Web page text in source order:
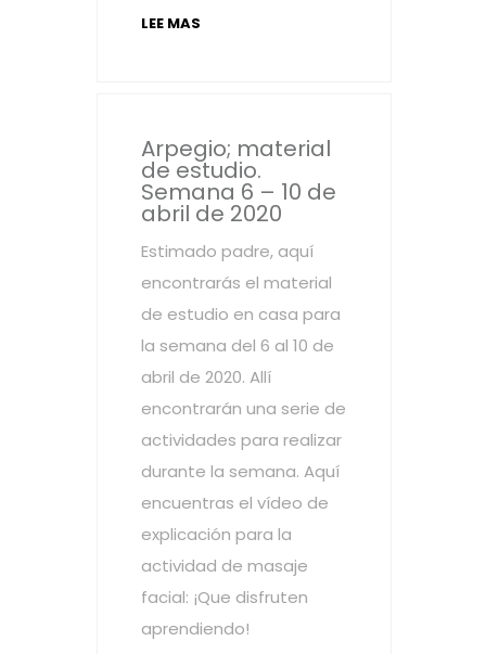
LEE MAS
Arpegio; material
de estudio.
Semana 6 – 10 de
abril de 2020
Estimado padre, aquí
encontrarás el material
de estudio en casa para
la semana del 6 al 10 de
abril de 2020. Allí
encontrarán una serie de
actividades para realizar
durante la semana. Aquí
encuentras el vídeo de
explicación para la
actividad de masaje
facial: ¡Que disfruten
aprendiendo!